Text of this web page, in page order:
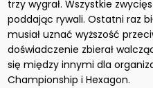
trzy wygrał. Wszystkie
poddając rywali. Ostatni raz
musiał uznać wyższość
doświadczenie zbierał
się między innymi dla
Championship i Hexagon.